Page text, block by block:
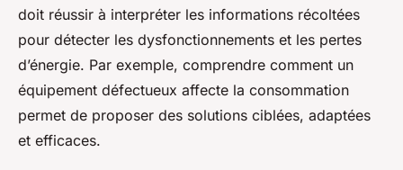
doit réussir à interpréter les informations récoltées
pour détecter les dysfonctionnements et les pertes
d’énergie. Par exemple, comprendre comment un
équipement défectueux affecte la consommation
permet de proposer des solutions ciblées, adaptées
et efficaces.